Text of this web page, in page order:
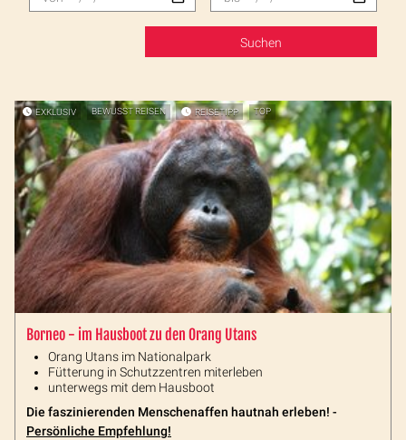
EXKLUSIV BEWUSST REISEN REISETIPP TOP
Borneo - im Hausboot zu den Orang Utans
Orang Utans im Nationalpark
Fütterung in Schutzzentren miterleben
unterwegs mit dem Hausboot
Die faszinierenden Menschenaffen hautnah erleben! -
Persönliche Empfehlung!